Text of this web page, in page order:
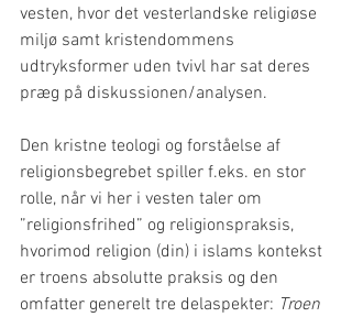
vesten, hvor det vesterlandske religiøse
miljø samt kristendommens
udtryksformer uden tvivl har sat deres
præg på diskussionen/analysen.
Den kristne teologi og forståelse af
religionsbegrebet spiller f.eks. en stor
rolle, når vi her i vesten taler om
”religionsfrihed” og religionspraksis,
hvorimod religion (din) i islams kontekst
er troens absolutte praksis og den
omfatter generelt tre delaspekter: Troen